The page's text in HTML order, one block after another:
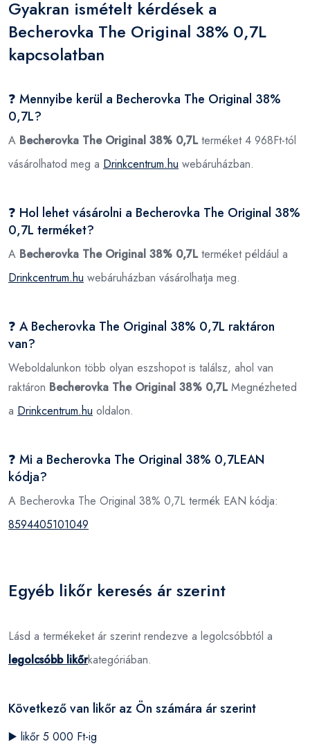
Gyakran ismételt kérdések a
Becherovka The Original 38% 0,7L
kapcsolatban
❓ Mennyibe kerül a Becherovka The Original 38%
0,7L?
A Becherovka The Original 38% 0,7Lterméket 4 968Ft-tól
vásárolhatod meg a Drinkcentrum.hu webáruházban.
❓ Hol lehet vásárolni a Becherovka The Original 38%
0,7L terméket?
A Becherovka The Original 38% 0,7Lterméket például a
Drinkcentrum.hu webáruházban vásárolhatja meg.
❓ A Becherovka The Original 38% 0,7L raktáron
van?
Weboldalunkon több olyan eszshopot is találsz, ahol van
raktáron Becherovka The Original 38% 0,7LMegnézheted
a Drinkcentrum.hu oldalon.
❓ Mi a Becherovka The Original 38% 0,7LEAN
kódja?
A Becherovka The Original 38% 0,7L termék EAN kódja:
8594405101049
Egyéb likőr keresés ár szerint
Lásd a termékeket ár szerint rendezve a legolcsóbbtól a
legolcsóbb likőrkategóriában.
Következő van likőr az Ön számára ár szerint
▶️ likőr 5 000 Ft-ig